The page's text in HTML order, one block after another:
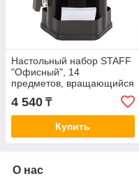
Настольный набор STAFF
"Офисный", 14
предметов, вращающийся
4 540 ₸
Купить
О нас